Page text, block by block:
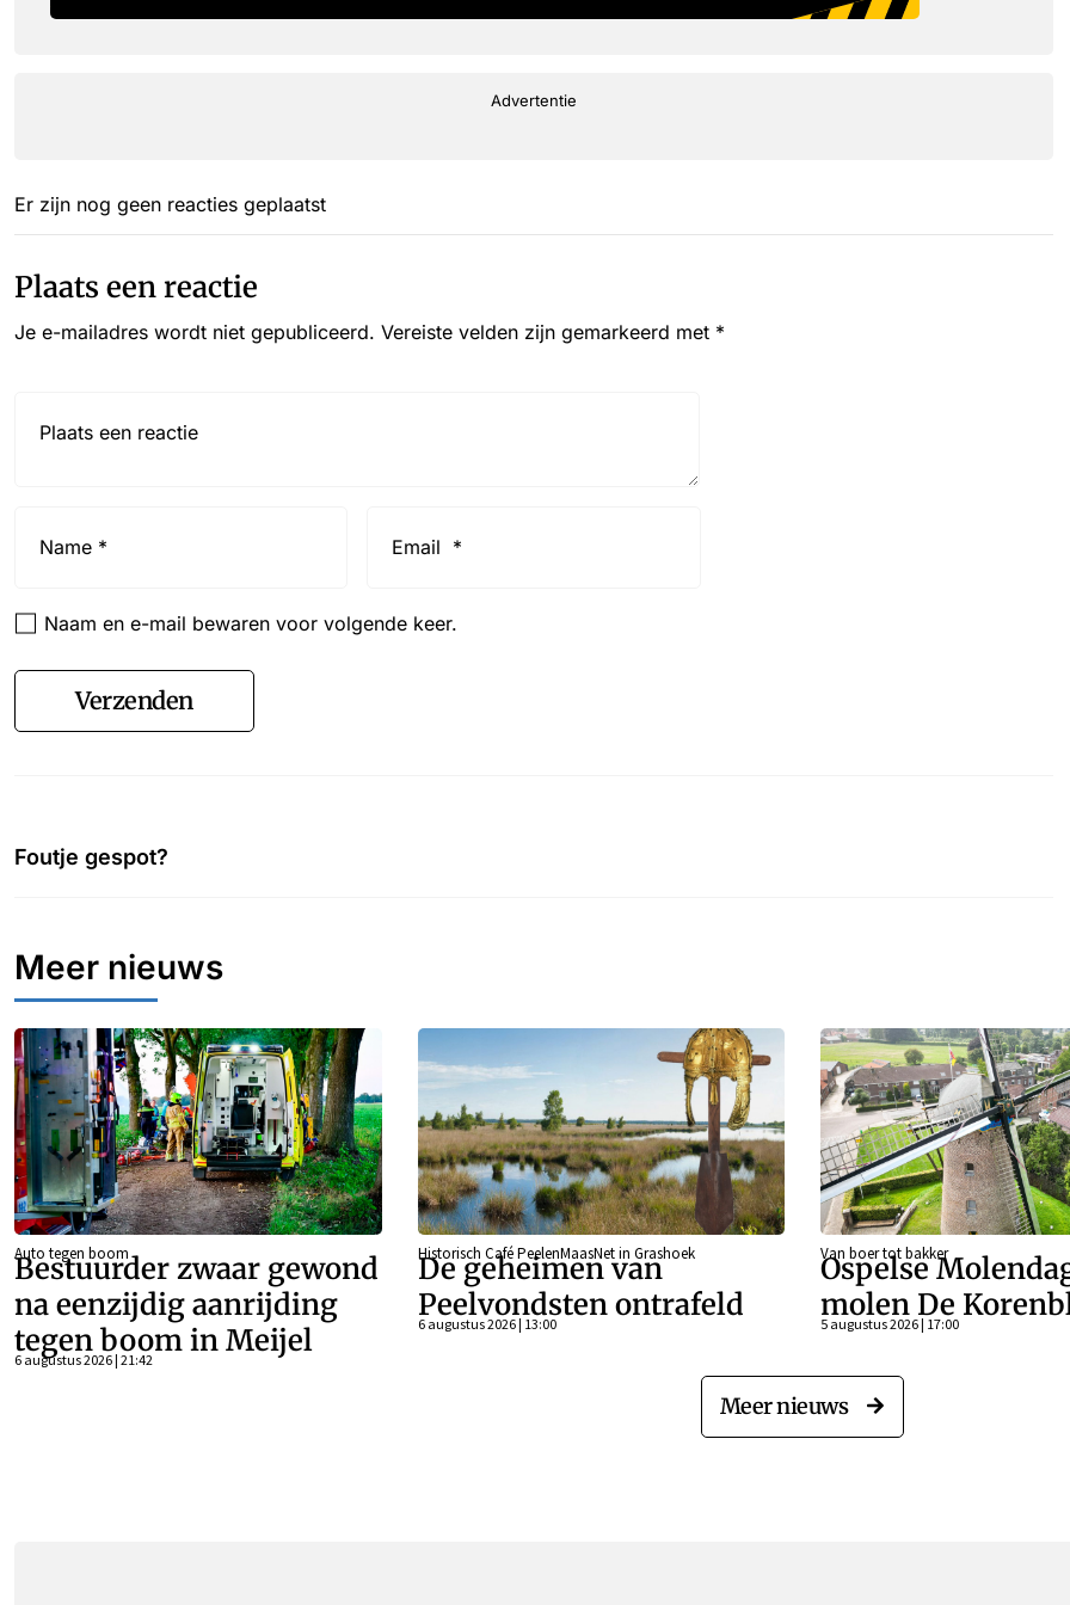
Advertentie
Er zijn nog geen reacties geplaatst
Plaats een reactie
Je e-mailadres wordt niet gepubliceerd. Vereiste velden zijn gemarkeerd met *
Naam en e-mail bewaren voor volgende keer.
Verzenden
Foutje gespot?
Meer nieuws
Auto tegen boom
Bestuurder zwaar gewond
na eenzijdig aanrijding
tegen boom in Meijel
6 augustus 2026 | 21:42
Historisch Café PeelenMaasNet in Grashoek
De geheimen van
Peelvondsten ontrafeld
6 augustus 2026 | 13:00
Van boer tot bakker
Ospelse
molen De
5 augustus 2026 | 17:00
Meer nieuws